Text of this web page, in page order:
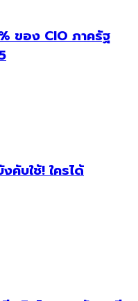
ของ CIO ภาครัฐ
คับใช้! ใครได้